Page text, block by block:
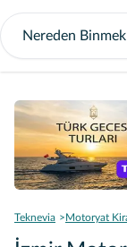
Teknevia Motoryat